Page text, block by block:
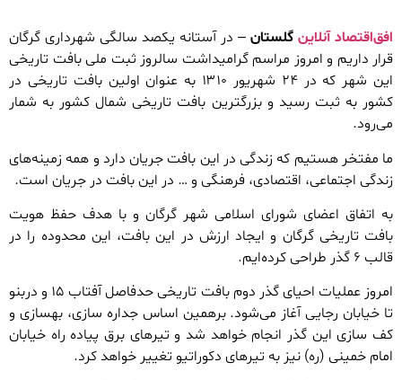
افق‌اقتصاد آنلاین گلستان – در آستانه یکصد سالگی شهرداری گرگان
قرار داریم و امروز مراسم گرامیداشت سالروز ثبت ملی بافت تاریخی
این شهر که در ۲۴ شهریور ۱۳۱۰ به عنوان اولین بافت تاریخی در
کشور به ثبت رسید و بزرگترین بافت تاریخی شمال کشور به شمار
می‌رود.
ما مفتخر هستیم که زندگی در این بافت جریان دارد و همه زمینه‌های
زندگی اجتماعی، اقتصادی، فرهنگی و … در این بافت در جریان است.
به اتفاق اعضای شورای اسلامی شهر گرگان و با هدف حفظ هویت
بافت تاریخی گرگان و ایجاد ارزش در این بافت، این محدوده را در
قالب ۶ گذر طراحی کرده‌ایم.
امروز عملیات احیای گذر دوم بافت تاریخی حدفاصل آفتاب ۱۵ و دربنو
تا خیابان رجایی آغاز می‌شود. برهمین اساس جداره سازی، بهسازی و
کف سازی این گذر انجام خواهد شد و تیرهای برق پیاده راه خیابان
امام خمینی (ره) نیز به تیرهای دکوراتیو تغییر خواهد کرد.